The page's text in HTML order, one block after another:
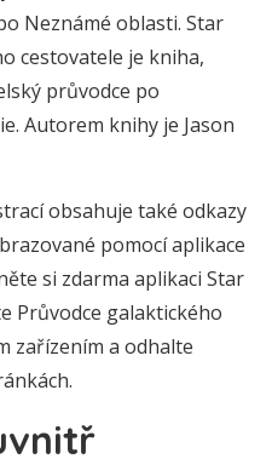
Neznámé oblasti. Star
cestovatele je kniha,
průvodce po
Autorem knihy je Jason
obsahuje také odkazy
pomocí aplikace
si zdarma aplikaci Star
Průvodce galaktického
zařízením a odhalte